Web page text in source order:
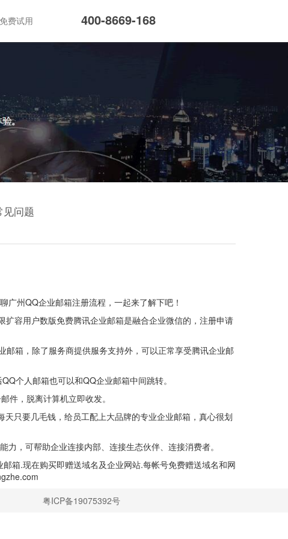
免费试用 400-8669-168
见问题
州QQ企业邮箱注册流程，一起来了解下吧！
容用户数版免费腾讯企业邮箱是融合企业微信的，注册申请
箱，除了服务商提供服务支持外，可以正常享受腾讯企业邮
个人邮箱也可以和QQ企业邮箱中间跳转。
，脱离计算机立即收发。
只要几毛钱，给员工配上大品牌的专业企业邮箱，真心很划
，可帮助企业连接内部、连接生态伙伴、连接消费者。
箱.现在购买即赠送域名及企业网站.每帐号免费赠送域名和网
粤ICP备19075392号